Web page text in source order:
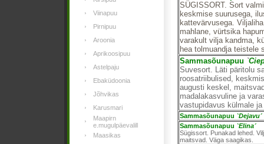
Viinapuu
Pirnipuu
Aroonia
Aprikoosipuu
Astelpaju
Ebaküdoonia
Jõhvikas
Karusmari
Maapirn
e.mugulpäevalill
Maasikas
SÜGISSORT. Sort
keskmise suurusega,
kattevärvusega.
mahlane, vürtsika
varakult vilja kandma,
hea tolmuandja teistele
Sammasõunapuu `
Suvesort. Läti päritolu
roosatriibulised,
augusti keskel,
madalakasvuline ja
vastupidavus külmale
Sammasõunapuu `Dejavu´
Sammasõunapuu `Elina´
Sügissort. Punakad lehed.
maitsvad. Väga saagikas.